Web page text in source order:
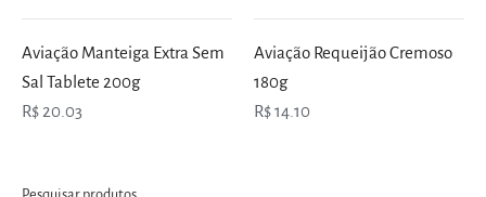
Aviação Manteiga Extra Sem
Sal Tablete 200g
R$ 20.03
Aviação Requeijão Cremoso
180g
R$ 14.10